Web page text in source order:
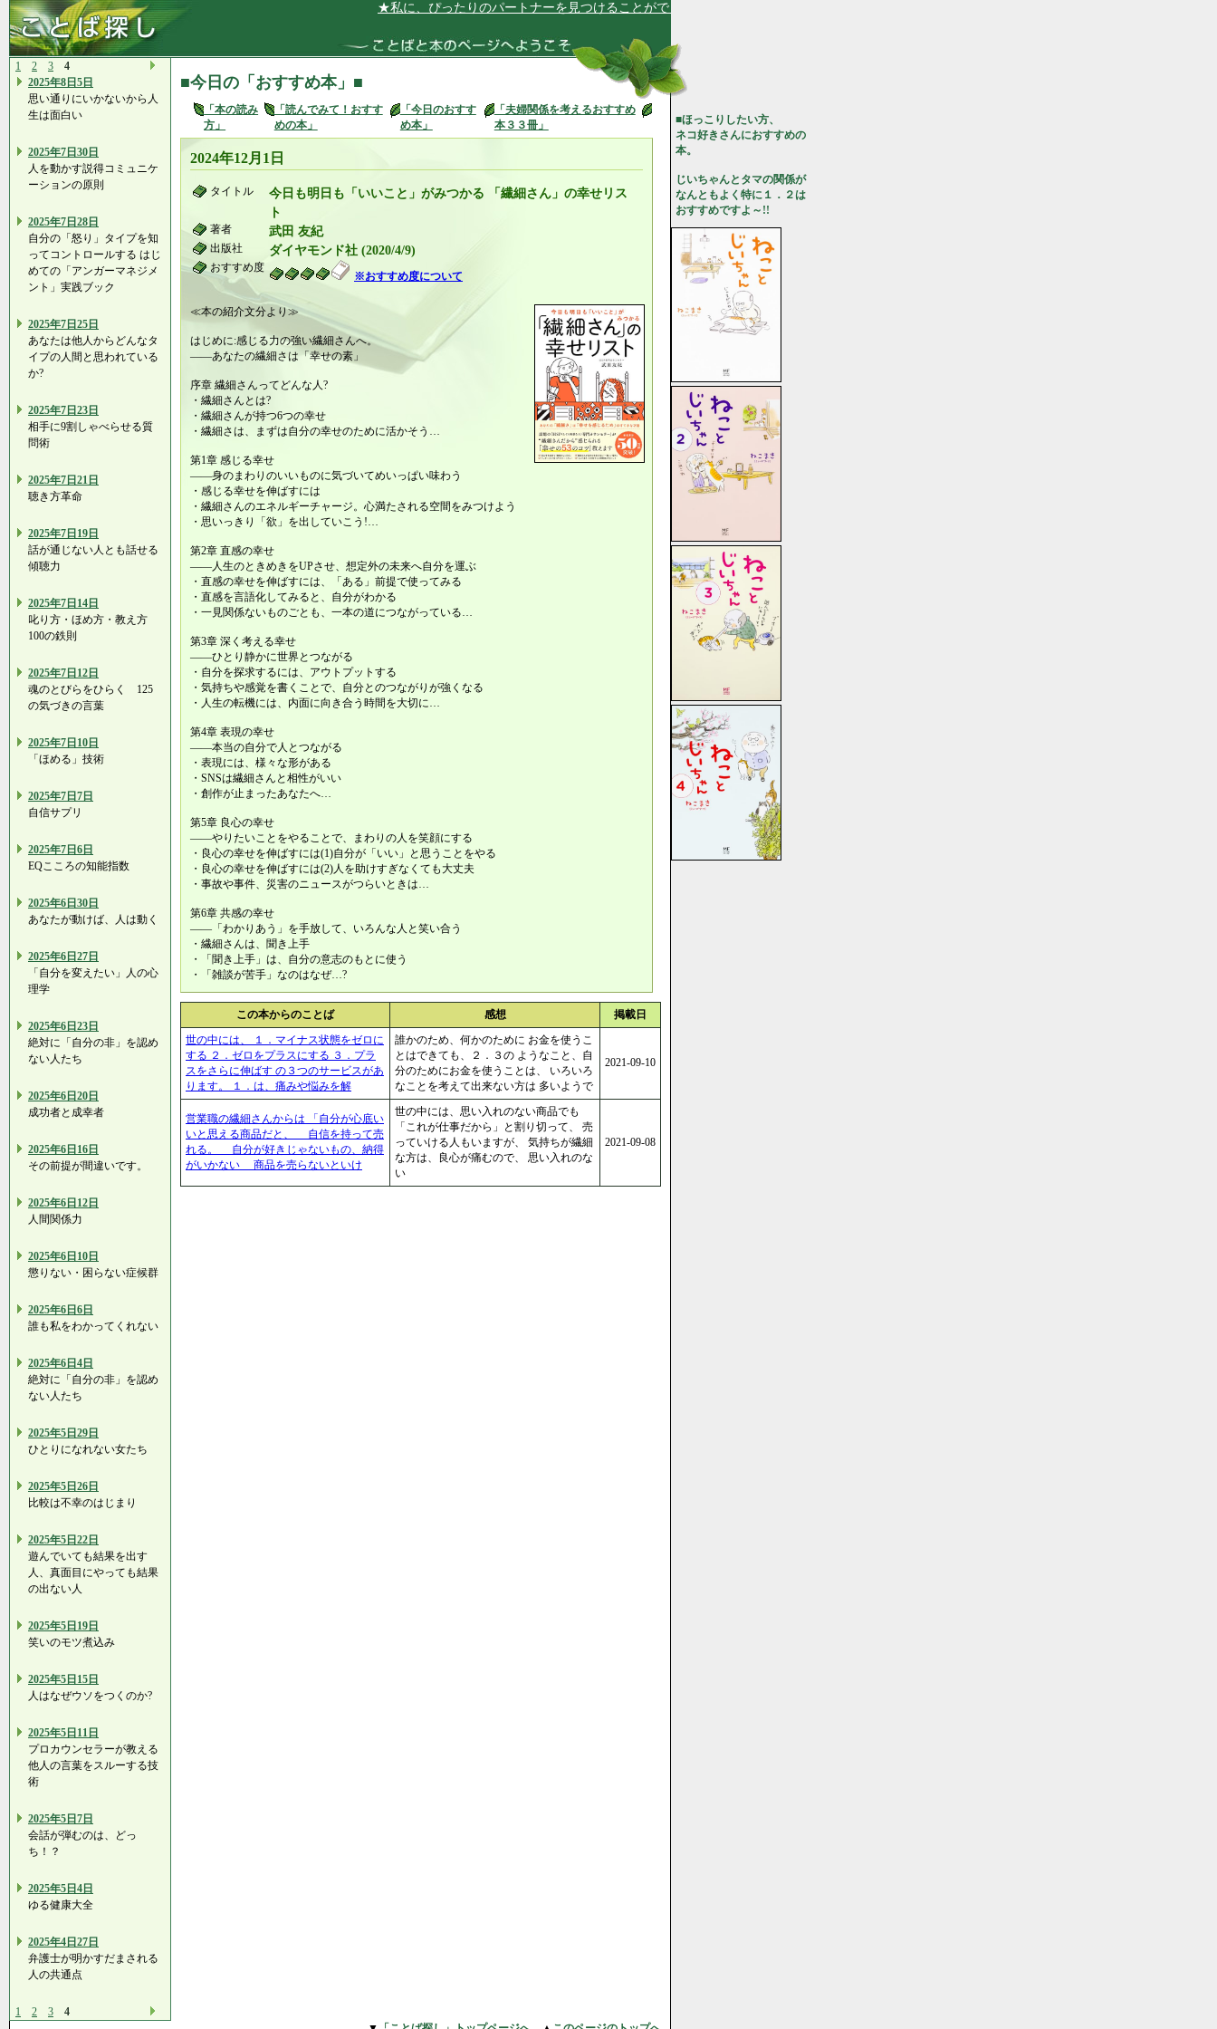
★私に、ぴったりのパートナーを見つけることができ、幸せです★
1 2 3
4
2025年8日5日
思い通りにいかないから人
生は面白い
2025年7日30日
人を動かす説得コミュニケ
ーションの原則
2025年7日28日
自分の「怒り」タイプを知
ってコントロールする はじ
めての「アンガーマネジメ
ント」実践ブック
2025年7日25日
あなたは他人からどんなタ
イプの人間と思われている
か?
2025年7日23日
相手に9割しゃべらせる質
問術
2025年7日21日
聴き方革命
2025年7日19日
話が通じない人とも話せる
傾聴力
2025年7日14日
叱り方・ほめ方・教え方
100の鉄則
2025年7日12日
魂のとびらをひらく 125
の気づきの言葉
2025年7日10日
「ほめる」技術
2025年7日7日
自信サプリ
2025年7日6日
EQこころの知能指数
2025年6日30日
あなたが動けば、人は動く
2025年6日27日
「自分を変えたい」人の心
理学
2025年6日23日
絶対に「自分の非」を認め
ない人たち
2025年6日20日
成功者と成幸者
2025年6日16日
その前提が間違いです。
2025年6日12日
人間関係力
2025年6日10日
懲りない・困らない症候群
2025年6日6日
誰も私をわかってくれない
2025年6日4日
絶対に「自分の非」を認め
ない人たち
2025年5日29日
ひとりになれない女たち
2025年5日26日
比較は不幸のはじまり
2025年5日22日
遊んでいても結果を出す
人、真面目にやっても結果
の出ない人
2025年5日19日
笑いのモツ煮込み
2025年5日15日
人はなぜウソをつくのか?
2025年5日11日
プロカウンセラーが教える
他人の言葉をスルーする技
術
2025年5日7日
会話が弾むのは、どっ
ち！？
2025年5日4日
ゆる健康大全
2025年4日27日
弁護士が明かすだまされる
人の共通点
1 2 3 4
■今日の「おすすめ本」■
「本の読み
方」
「読んでみて！おすす
めの本」
「今日のおすす
め本」
「夫婦関係を考えるおすすめ
本３３冊」
2024年12月1日
タイトル
今日も明日も「いいこと」がみつかる 「繊細さん」の幸せリス
ト
著者 武田 友紀
出版社 ダイヤモンド社 (2020/4/9)
おすすめ度
※おすすめ度について
≪本の紹介文分より≫
はじめに:感じる力の強い繊細さんへ。
――あなたの繊細さは「幸せの素」
序章 繊細さんってどんな人?
・繊細さんとは?
・繊細さんが持つ6つの幸せ
・繊細さは、まずは自分の幸せのために活かそう…
第1章 感じる幸せ
――身のまわりのいいものに気づいてめいっぱい味わう
・感じる幸せを伸ばすには
・繊細さんのエネルギーチャージ。心満たされる空間をみつけよう
・思いっきり「欲」を出していこう!…
第2章 直感の幸せ
――人生のときめきをUPさせ、想定外の未来へ自分を運ぶ
・直感の幸せを伸ばすには、「ある」前提で使ってみる
・直感を言語化してみると、自分がわかる
・一見関係ないものごとも、一本の道につながっている…
第3章 深く考える幸せ
――ひとり静かに世界とつながる
・自分を探求するには、アウトプットする
・気持ちや感覚を書くことで、自分とのつながりが強くなる
・人生の転機には、内面に向き合う時間を大切に…
第4章 表現の幸せ
――本当の自分で人とつながる
・表現には、様々な形がある
・SNSは繊細さんと相性がいい
・創作が止まったあなたへ…
第5章 良心の幸せ
――やりたいことをやることで、まわりの人を笑顔にする
・良心の幸せを伸ばすには(1)自分が「いい」と思うことをやる
・良心の幸せを伸ばすには(2)人を助けすぎなくても大丈夫
・事故や事件、災害のニュースがつらいときは…
第6章 共感の幸せ
――「わかりあう」を手放して、いろんな人と笑い合う
・繊細さんは、聞き上手
・「聞き上手」は、自分の意志のもとに使う
・「雑談が苦手」なのはなぜ…?
この本からのことば 感想
掲載日
世の中には、 １．マイナス状態をゼロに
する ２．ゼロをプラスにする ３．プラ
スをさらに伸ばす の３つのサービスがあ
ります。 １．は、痛みや悩みを解
誰かのため、何かのために お金を使うこ
とはできても、２．３の ようなこと、自
分のためにお金を使うことは、 いろいろ
なことを考えて出来ない方は 多いようで
2021-09-10
営業職の繊細さんからは 「自分が心底い
いと思える商品だと、 自信を持って売
れる。 自分が好きじゃないもの、納得
がいかない 商品を売らないといけ
世の中には、思い入れのない商品でも
「これが仕事だから」と割り切って、 売
っていける人もいますが、 気持ちが繊細
な方は、良心が痛むので、 思い入れのな
い
2021-09-08
■ほっこりしたい方、
ネコ好きさんにおすすめの
本。
じいちゃんとタマの関係が
なんともよく特に１．２は
おすすめですよ～!!